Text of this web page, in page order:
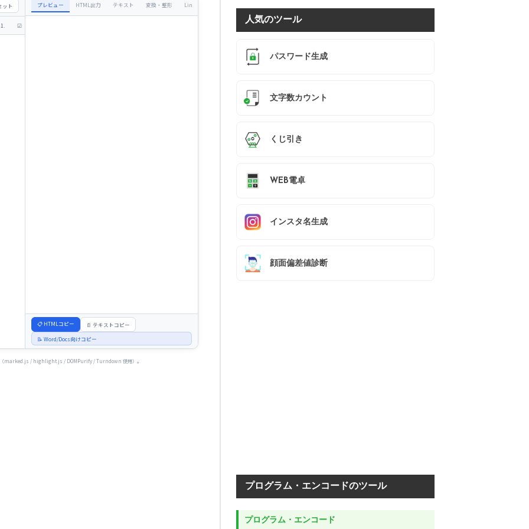
ット
1. ☑
プレビュー HTML出力 テキスト 変換・整形 Lint
📋 HTMLコピー 📄 テキストコピー
📝 Word/Docs向けコピー
（marked.js / highlight.js / DOMPurify / Turndown 使用）。
人気のツール
パスワード生成
文字数カウント
くじ引き
WEB電卓
インスタ名生成
顔面偏差値診断
プログラム・エンコードのツール
プログラム・エンコード